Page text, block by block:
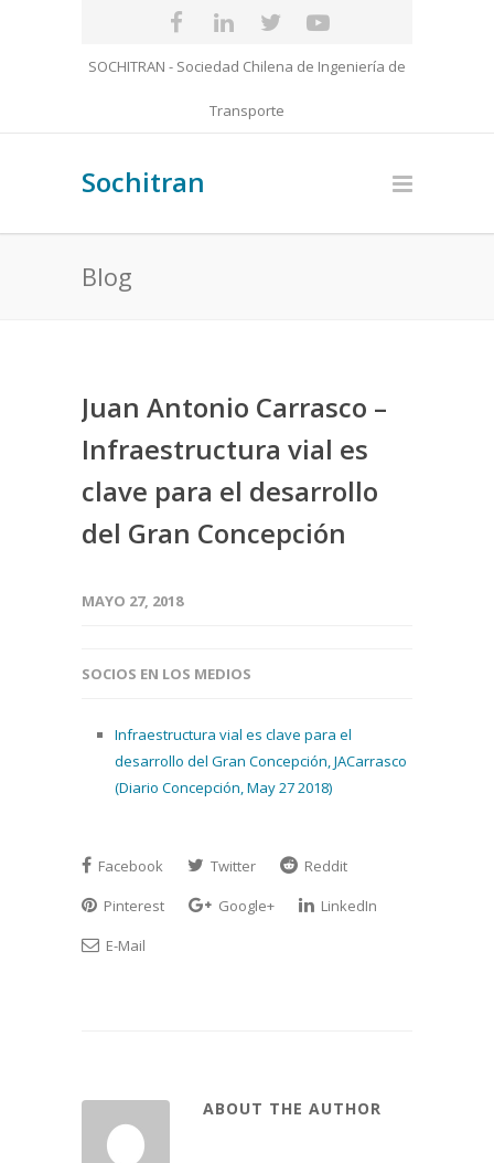
SOCHITRAN - Sociedad Chilena de Ingeniería de
Transporte
Sochitran
Blog
Juan Antonio Carrasco –
Infraestructura vial es
clave para el desarrollo
del Gran Concepción
MAYO 27, 2018
SOCIOS EN LOS MEDIOS
Infraestructura vial es clave para el
desarrollo del Gran Concepción, JACarrasco
(Diario Concepción, May 27 2018)
Facebook Twitter
Reddit
Pinterest
Google+
LinkedIn
E-Mail
ABOUT THE AUTHOR